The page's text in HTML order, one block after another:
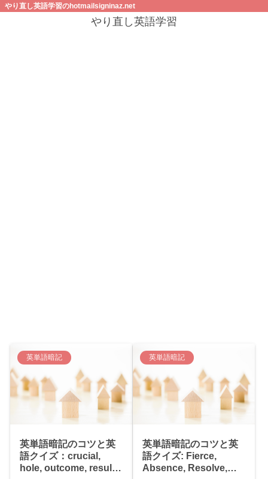
やり直し英語学習のhotmailsigninaz.net
やり直し英語学習
英単語暗記
英単語暗記のコツと英
語クイズ：crucial,
hole, outcome, result,
英単語暗記
英単語暗記のコツと英
語クイズ: Fierce,
Absence, Resolve,